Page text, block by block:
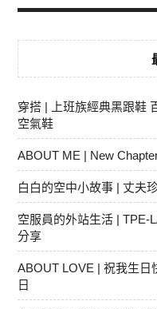
穿搭 | 上班族經典黑跟鞋
空氣鞋
ABOUT ME | New
白白的空中小故事 | 丈夫
空服員的外站生活 | TPE-
分享
ABOUT LOVE | 祝我生日
日